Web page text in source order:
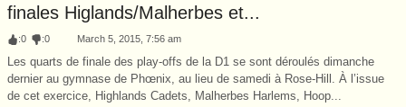
finales Higlands/Malherbes et...
:0 :0 March 5, 2015, 7:56 am
Les quarts de finale des play-offs de la D1 se sont déroulés dimanche
dernier au gymnase de Phœnix, au lieu de samedi à Rose-Hill. À l’issue
de cet exercice, Highlands Cadets, Malherbes Harlems, Hoop...